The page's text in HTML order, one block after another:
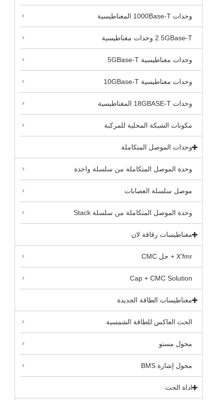
وحدات 1000Base-T المغناطيسية
2.5GBase-T وحدات مغناطيسية
وحدات مغناطيسية 5GBase-T
وحدات مغناطيسية 10GBase-T
وحدات 18GBASE-T المغناطيسية
مكونات الشبكة المحلية للمركبة
وحدات الموصل المتكاملة
وحدة الموصل المتكاملة من سلسلة واحدة
موصل سلسلة العصابات
وحدة الموصل المتكاملة من سلسلة Stack
مغناطيسات رقاقة لان
X'fmr + حل CMC
Cap + CMC Solution
مغناطيسات الطاقة الجديدة
الحث العاكس للطاقة الشمسية
محول مستو
محول إشارة BMS
اداة الحث